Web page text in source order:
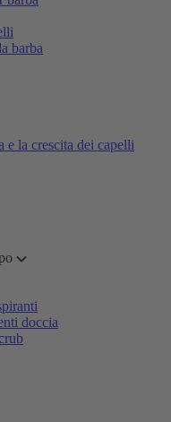
barba
e la crescita dei capelli
doccia